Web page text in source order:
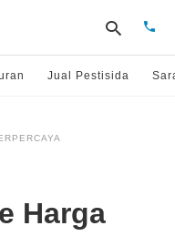
Jual Pestisida
Harga